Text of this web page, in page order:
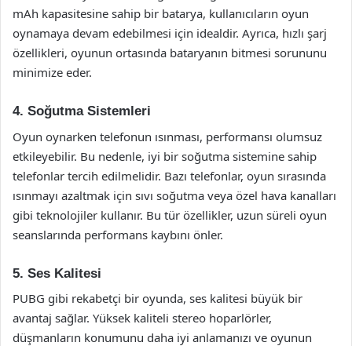
mAh kapasitesine sahip bir batarya, kullanıcıların oyun
oynamaya devam edebilmesi için idealdir. Ayrıca, hızlı şarj
özellikleri, oyunun ortasında bataryanın bitmesi sorununu
minimize eder.
4. Soğutma Sistemleri
Oyun oynarken telefonun ısınması, performansı olumsuz
etkileyebilir. Bu nedenle, iyi bir soğutma sistemine sahip
telefonlar tercih edilmelidir. Bazı telefonlar, oyun sırasında
ısınmayı azaltmak için sıvı soğutma veya özel hava kanalları
gibi teknolojiler kullanır. Bu tür özellikler, uzun süreli oyun
seanslarında performans kaybını önler.
5. Ses Kalitesi
PUBG gibi rekabetçi bir oyunda, ses kalitesi büyük bir
avantaj sağlar. Yüksek kaliteli stereo hoparlörler,
düşmanların konumunu daha iyi anlamanızı ve oyunun